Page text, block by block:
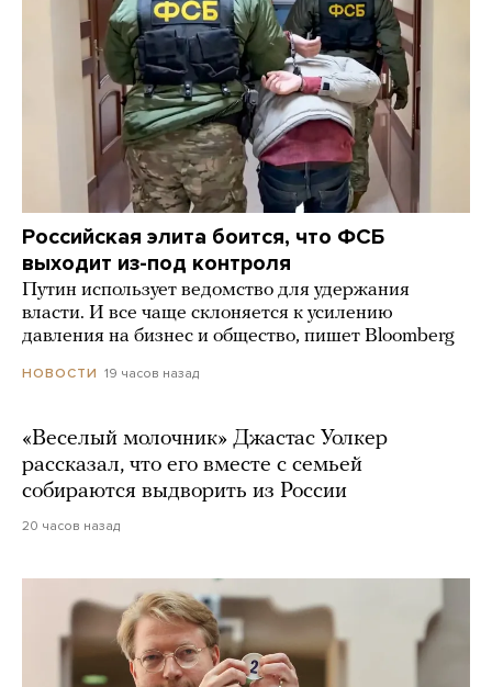
Российская элита боится, что ФСБ
выходит из-под контроля
Путин использует ведомство для удержания
власти. И все чаще склоняется к усилению
давления на бизнес и общество, пишет Bloomberg
НОВОСТИ 19 часов назад
«Веселый молочник» Джастас Уолкер
рассказал, что его вместе с семьей
собираются выдворить из России
20 часов назад